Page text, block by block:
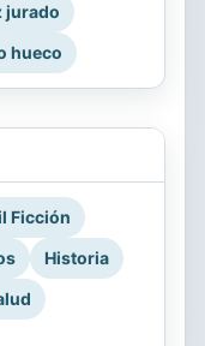
jurado
hueco
Ficción
Historia